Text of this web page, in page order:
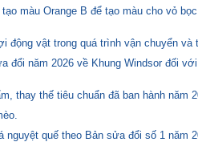
màu Orange B để tạo màu cho vỏ
động vật trong quá trình vận chuyển
đổi năm 2026 về Khung Windsor đối
thay thế tiêu chuẩn đã ban hành năm
quế theo Bản sửa đổi số 1 năm